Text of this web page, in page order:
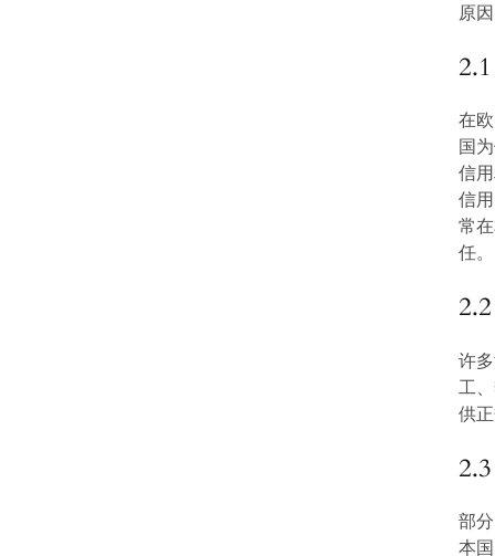
原
在
国
信
信
常
任。
许
工
供
部
本